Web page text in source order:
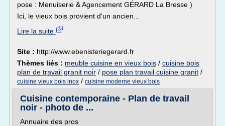
pose : Menuiserie & Agencement GÉRARD La Bresse )
Ici, le vieux bois provient d'un ancien...
Lire la suite
Site : http://www.ebenisteriegerard.fr
Thèmes liés : meuble cuisine en vieux bois / cuisine bois
plan de travail granit noir / pose plan travail cuisine granit /
cuisine vieux bois inox / cuisine moderne vieux bois
Cuisine contemporaine - Plan de travail
noir - photo de ...
Annuaire des pros